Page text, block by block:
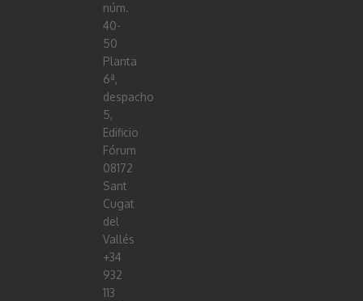
núm.
40-
50
Planta
6ª,
despacho
5,
Edificio
Fórum
08172
Sant
Cugat
del
Vallés
+34
932
113